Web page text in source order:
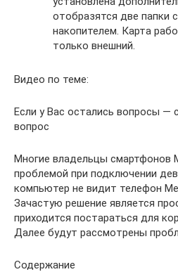
отобразятся две папки
накопителем. Карта
только внешний.
Видео по теме:
Если у Вас остались вопросы —
вопрос
Многие владельцы смартфонов
проблемой при подключении
компьютер не видит телефон
Зачастую решение является
приходится постараться для
Далее будут рассмотрены
Содержание